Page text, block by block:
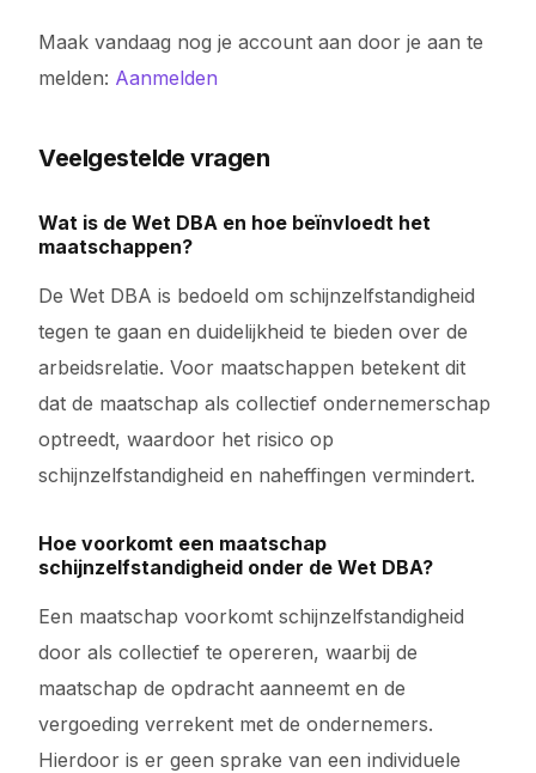
Maak vandaag nog je account aan door je aan te
melden: Aanmelden
Veelgestelde vragen
Wat is de Wet DBA en hoe beïnvloedt het
maatschappen?
De Wet DBA is bedoeld om schijnzelfstandigheid
tegen te gaan en duidelijkheid te bieden over de
arbeidsrelatie. Voor maatschappen betekent dit
dat de maatschap als collectief ondernemerschap
optreedt, waardoor het risico op
schijnzelfstandigheid en naheffingen vermindert.
Hoe voorkomt een maatschap
schijnzelfstandigheid onder de Wet DBA?
Een maatschap voorkomt schijnzelfstandigheid
door als collectief te opereren, waarbij de
maatschap de opdracht aanneemt en de
vergoeding verrekent met de ondernemers.
Hierdoor is er geen sprake van een individuele